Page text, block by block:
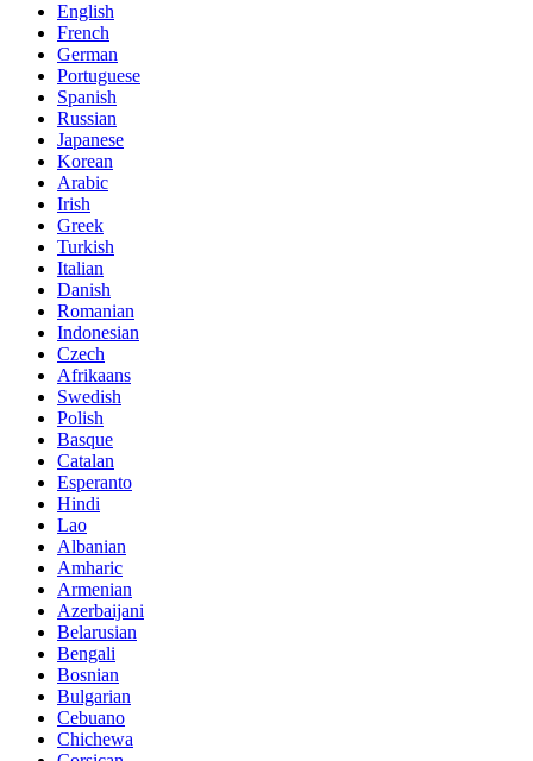
English
French
German
Portuguese
Spanish
Russian
Japanese
Korean
Arabic
Irish
Greek
Turkish
Italian
Danish
Romanian
Indonesian
Czech
Afrikaans
Swedish
Polish
Basque
Catalan
Esperanto
Hindi
Lao
Albanian
Amharic
Armenian
Azerbaijani
Belarusian
Bengali
Bosnian
Bulgarian
Cebuano
Chichewa